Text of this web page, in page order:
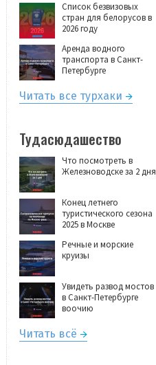
Список безвизовых
стран для белорусов в
2026 году
Аренда водного
транспорта в Санкт-
Петербурге
Читать все турхаки
Тудасюдашество
Что посмотреть в
Железноводске за 2 дня
Конец летнего
туристического сезона
2025 в Москве
Речные и морские
круизы
Увидеть развод мостов
в Санкт-Петербурге
воочию
Читать всё